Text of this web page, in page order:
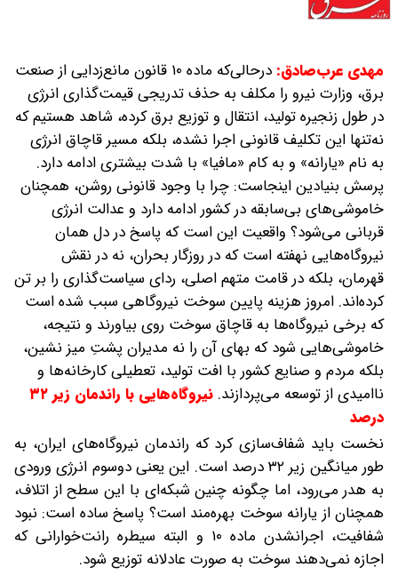
مهدی عرب‌صادق:
درحالی‌که ماده ۱۰ قانون مانع‌زدایی از صنعت
برق، وزارت نیرو را مکلف به حذف تدریجی قیمت‌گذاری انرژی
در طول زنجیره تولید، انتقال و توزیع برق کرده، شاهد هستیم که
نه‌تنها این تکلیف قانونی اجرا نشده، بلکه مسیر قاچاق انرژی
به نام «یارانه» و به کام «مافیا» با شدت بیشتری ادامه دارد.
پرسش بنیادین اینجاست: چرا با وجود قانونی روشن، همچنان
خاموشی‌های بی‌سابقه در کشور ادامه دارد و عدالت انرژی
قربانی می‌شود؟ واقعیت این است که پاسخ در دل همان
نیروگاه‌هایی نهفته است که در روزگار بحران، نه در نقش
قهرمان، بلکه در قامت متهم اصلی، ردای سیاست‌گذاری را بر تن
کرده‌اند. امروز هزینه پایین سوخت نیروگاهی سبب شده است
که برخی نیروگاه‌ها به قاچاق سوخت روی بیاورند و نتیجه،
خاموشی‌هایی شود که بهای آن را نه مدیران پشت‌ِ میز نشین،
بلکه مردم و صنایع کشور با افت تولید، تعطیلی کارخانه‌ها و
ناامیدی از توسعه می‌پردازند.
نیروگاه‌هایی با راندمان زیر ۳۲
درصد
نخست باید شفاف‌سازی کرد که راندمان نیروگاه‌های ایران، به‌
طور میانگین زیر ۳۲ درصد است. این یعنی دو‌سوم انرژی ورودی
به هدر می‌رود، اما چگونه چنین شبکه‌ای با این سطح از اتلاف،
همچنان از یارانه سوخت بهره‌مند است؟ پاسخ ساده است: نبود
شفافیت، اجرانشدن ماده ۱۰ و البته سیطره رانت‌خوارانی که
اجازه نمی‌دهند سوخت به‌ صورت عادلانه توزیع شود.